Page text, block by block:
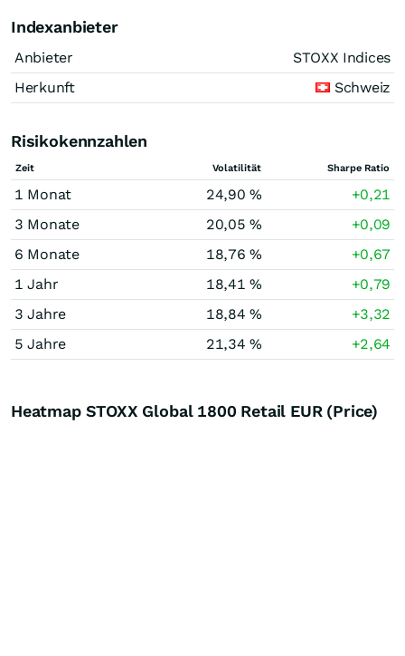
Indexanbieter
Anbieter
STOXX Indices
Herkunft
Schweiz
Risikokennzahlen
Zeit Volatilität Sharpe Ratio
1 Monat 24,90 %
+0,21
3 Monate
20,05 %
+0,09
6 Monate
18,76 %
+0,67
1 Jahr
18,41 %
+0,79
3 Jahre
18,84 %
+3,32
5 Jahre
21,34 % +2,64
Heatmap STOXX Global 1800 Retail EUR (Price)